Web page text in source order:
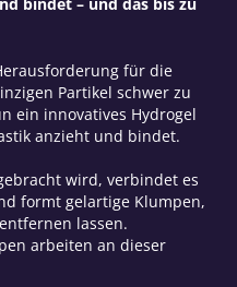
bindet – und das bis zu
für die
Partikel schwer zu
ein innovatives Hydrogel
anzieht und bindet.
wird, verbindet es
formt gelartige Klumpen,
lassen.
arbeiten an dieser